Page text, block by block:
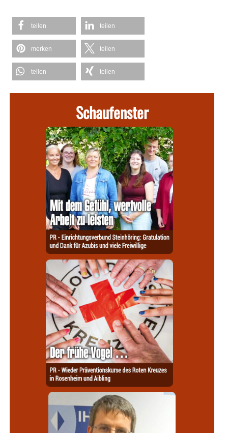
teilen teilen
merken teilen
teilen teilen
Schaufenster